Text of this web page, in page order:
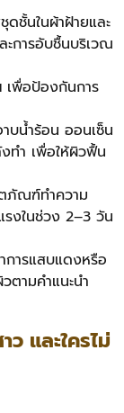
ดชั้นในผ้าฝ้ายและ
ะการอับชื้นบริเวณ
เพื่อป้องกันการ
บน้ำร้อน ออนเซ็น
ทำ เพื่อให้ผิวฟื้น
ภัณฑ์ทำความ
รงในช่วง 2–3 วัน
การแสบแดงหรือ
ตามคำแนะนำ
ว และใครไม่